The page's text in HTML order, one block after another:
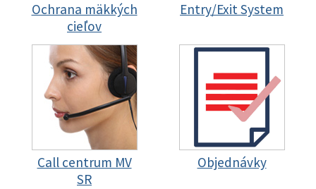
Ochrana mäkkých
cieľov
Entry/Exit System
Call centrum MV
SR
Objednávky